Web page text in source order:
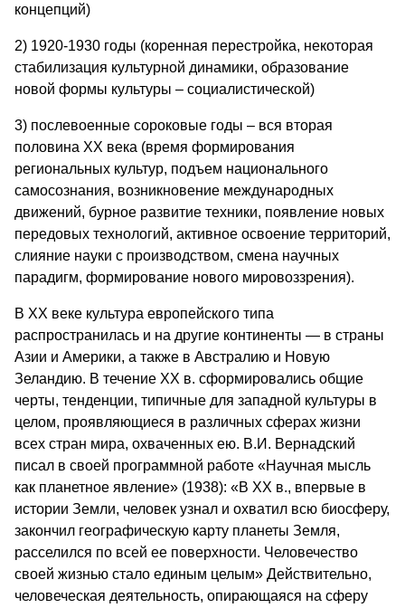
концепций)
2) 1920-1930 годы (коренная перестройка, некоторая
стабилизация культурной динамики, образование
новой формы культуры – социалистической)
3) послевоенные сороковые годы – вся вторая
половина ХХ века (время формирования
региональных культур, подъем национального
самосознания, возникновение международных
движений, бурное развитие техники, появление новых
передовых технологий, активное освоение территорий,
слияние науки с производством, смена научных
парадигм, формирование нового мировоззрения).
В ХХ веке культура европейского типа
распространилась и на другие континенты — в страны
Азии и Америки, а также в Австралию и Новую
Зеландию. В течение XX в. сформировались общие
черты, тенденции, типичные для западной культуры в
целом, проявляющиеся в различных сферах жизни
всех стран мира, охваченных ею. В.И. Вернадский
писал в своей программной работе «Научная мысль
как планетное явление» (1938): «В XX в., впервые в
истории Земли, человек узнал и охватил всю биосферу,
закончил географическую карту планеты Земля,
расселился по всей ее поверхности. Человечество
своей жизнью стало единым целым» Действительно,
человеческая деятельность, опирающаяся на сферу